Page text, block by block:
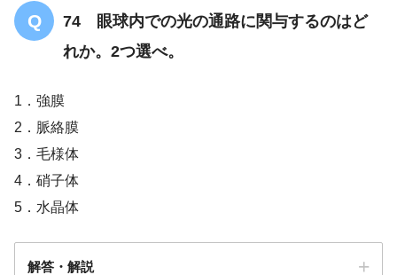
74 眼球内での光の通路に関与するのはど
れか。2つ選べ。
1．強膜
2．脈絡膜
3．毛様体
4．硝子体
5．水晶体
解答・解説